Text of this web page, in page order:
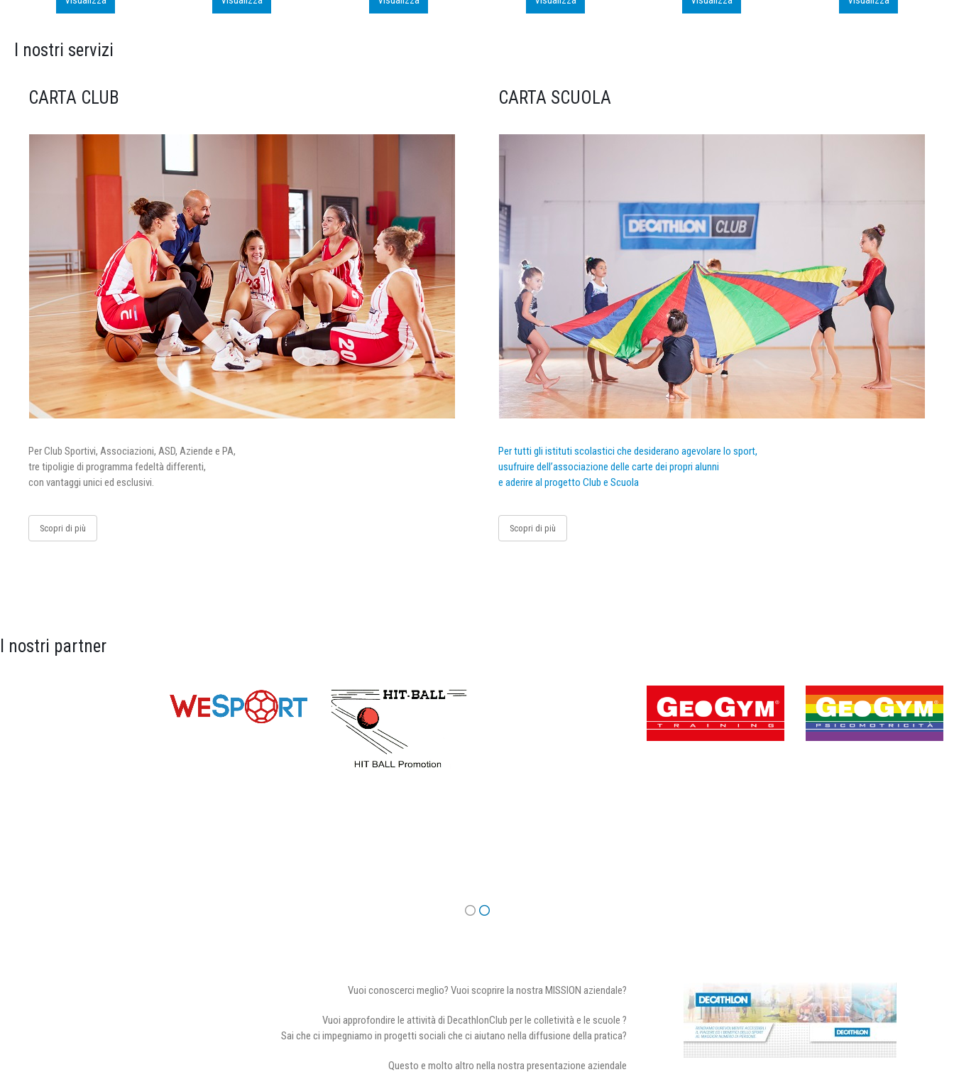
I nostri servizi
CARTA CLUB
Per Club Sportivi, Associazioni, ASD, Aziende e PA,
tre tipoligie di programma fedeltà differenti,
con vantaggi unici ed esclusivi.
Scopri di più
CARTA SCUOLA
Per tutti gli istituti scolastici che desiderano agevolare lo sport,
usufruire dell’associazione delle carte dei propri alunni
e aderire al progetto Club e Scuola
Scopri di più
I nostri partner
Vuoi conoscerci meglio? Vuoi scoprire la nostra MISSION aziendale?
Vuoi approfondire le attività di DecathlonClub per le colletività e le scuole ?
Sai che ci impegniamo in progetti sociali che ci aiutano nella diffusione della pratica?
Questo e molto altro nella nostra presentazione aziendale